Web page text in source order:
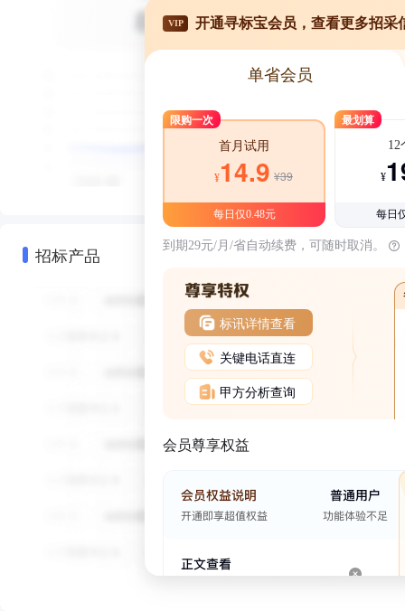
招标产品
VIP 开通寻标宝会员，查看更多招采
单省会员
限购一次
首月试用
¥14.9 ¥39
每日仅0.48元
最划算
12
¥
每日
到期29元/月/省自动续费，可随时取消。
标讯详情查看
关键电话直连
甲方分析查询
会员尊享权益